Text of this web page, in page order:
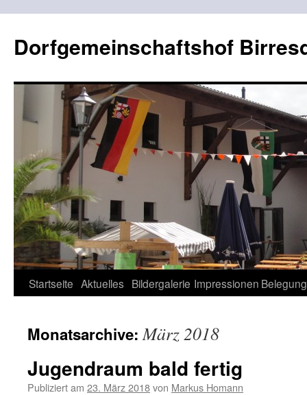
Dorfgemeinschaftshof
Zum
springen
Startseite Aktuelles Bildergalerie Impressionen
Monatsarchive:März 2018
Jugendraum bald fertig
Publiziert am 23. März 2018von Markus Homann